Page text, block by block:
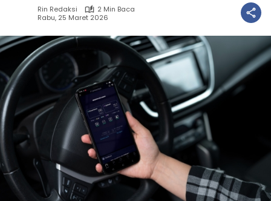
Rin Redaksi
2 Min Baca
Rabu, 25 Maret 2026